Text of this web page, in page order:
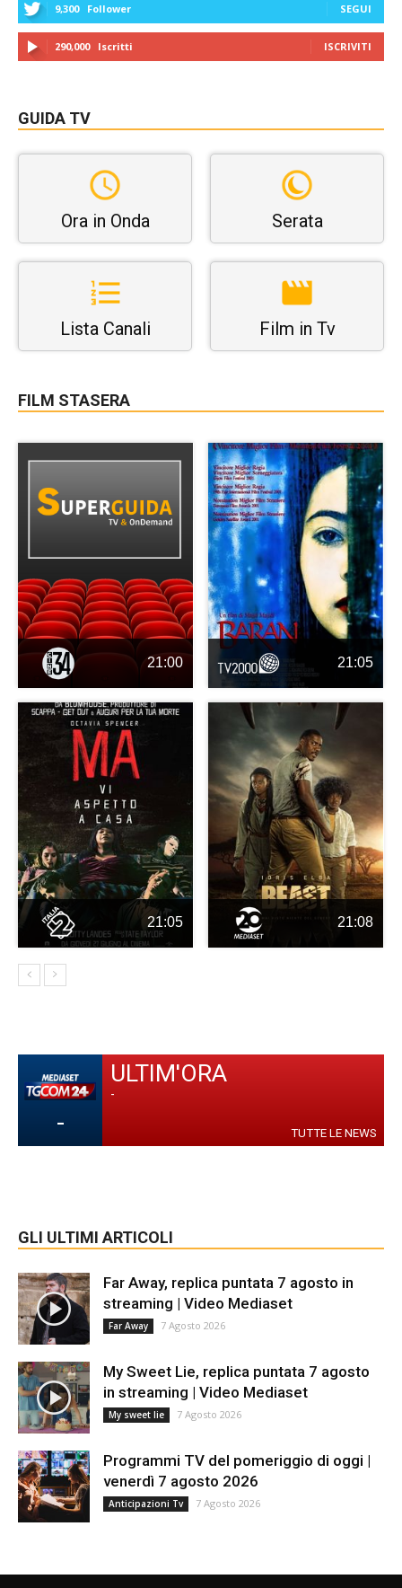
9,300 Follower SEGUI
290,000 Iscritti ISCRIVITI
GUIDA TV
Ora in Onda Serata
Lista Canali Film in Tv
FILM STASERA
21:00 21:05
21:05 21:08
-
ULTIM'ORA
-
TUTTE LE NEWS
GLI ULTIMI ARTICOLI
Far Away, replica puntata 7 agosto in
streaming | Video Mediaset
Far Away 7 Agosto 2026
My Sweet Lie, replica puntata 7 agosto
in streaming | Video Mediaset
My sweet lie 7 Agosto 2026
Programmi TV del pomeriggio di oggi |
venerdì 7 agosto 2026
Anticipazioni Tv 7 Agosto 2026